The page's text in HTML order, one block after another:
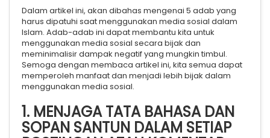
Dalam artikel ini, akan dibahas mengenai 5 adab yang
harus dipatuhi saat menggunakan media sosial dalam
Islam. Adab-adab ini dapat membantu kita untuk
menggunakan media sosial secara bijak dan
meminimalisir dampak negatif yang mungkin timbul.
Semoga dengan membaca artikel ini, kita semua dapat
memperoleh manfaat dan menjadi lebih bijak dalam
menggunakan media sosial.
1. MENJAGA TATA BAHASA DAN
SOPAN SANTUN DALAM SETIAP